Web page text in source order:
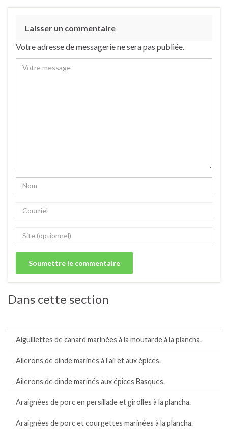
Laisser un commentaire
Votre adresse de messagerie ne sera pas publiée.
Dans cette section
Aiguillettes de canard marinées à la moutarde à la plancha.
Ailerons de dinde marinés à l’ail et aux épices.
Ailerons de dinde marinés aux épices Basques.
Araignées de porc en persillade et girolles à la plancha.
Araignées de porc et courgettes marinées à la plancha.